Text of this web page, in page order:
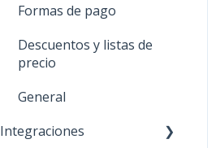
Formas de pago
Descuentos y listas de
precio
General
Integraciones